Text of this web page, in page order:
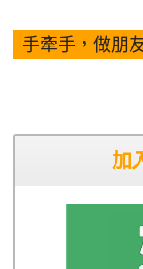
手牽手，做朋
加